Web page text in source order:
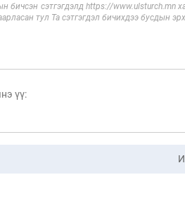
сэтгэгдэлд https://www.ulsturch.mn
тул Та сэтгэгдэл бичихдээ бусдын